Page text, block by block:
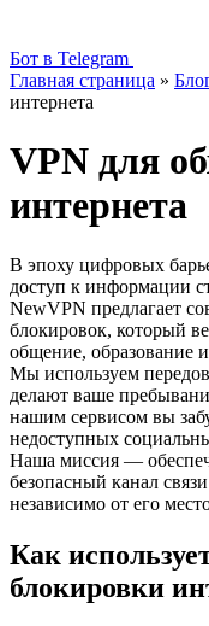
Бот в Telegram
Главная страница »
интернета
VPN для
интернета
В эпоху цифровых
доступ к информации
NewVPN предлагает
блокировок, который
общение, образование
Мы используем
делают ваше
нашим сервисом вы
недоступных
Наша миссия —
безопасный канал
независимо от его
Как
блокировки